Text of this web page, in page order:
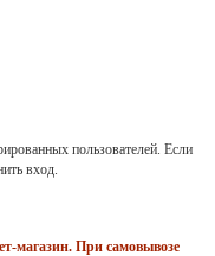
пользователей. Если
вход.
магазин. При самовывозе